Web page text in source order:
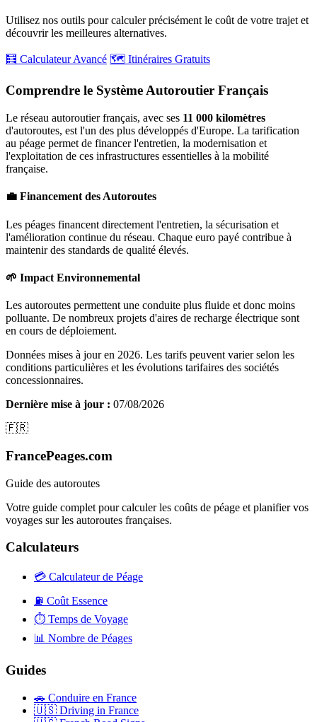
Utilisez nos outils pour calculer précisément le coût de votre trajet et
découvrir les meilleures alternatives.
🧮 Calculateur Avancé 🗺️ Itinéraires Gratuits
Comprendre le Système Autoroutier Français
Le réseau autoroutier français, avec ses 11 000 kilomètres
d'autoroutes, est l'un des plus développés d'Europe. La tarification
au péage permet de financer l'entretien, la modernisation et
l'exploitation de ces infrastructures essentielles à la mobilité
française.
💼 Financement des Autoroutes
Les péages financent directement l'entretien, la sécurisation et
l'amélioration continue du réseau. Chaque euro payé contribue à
maintenir des standards de qualité élevés.
🌱 Impact Environnemental
Les autoroutes permettent une conduite plus fluide et donc moins
polluante. De nombreux projets d'aires de recharge électrique sont
en cours de déploiement.
Données mises à jour en 2026. Les tarifs peuvent varier selon les
conditions particulières et les évolutions tarifaires des sociétés
concessionnaires.
Dernière mise à jour : 07/08/2026
🇫🇷
FrancePeages.com
Guide des autoroutes
Votre guide complet pour calculer les coûts de péage et planifier vos
voyages sur les autoroutes françaises.
Calculateurs
💳 Calculateur de Péage
⛽ Coût Essence
⏱️ Temps de Voyage
📊 Nombre de Péages
Guides
🚗 Conduire en France
🇺🇸 Driving in France